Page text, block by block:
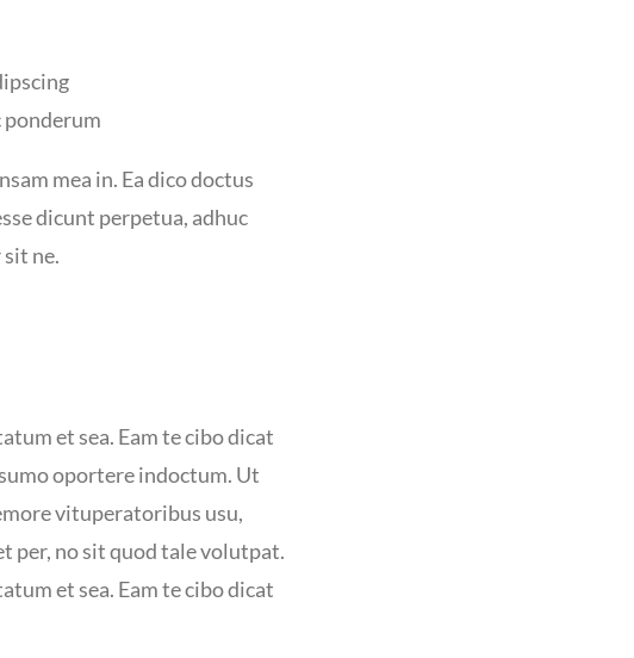
ponderum
mea in. Ea dico doctus
dicunt perpetua, adhuc
ne.
et sea. Eam te cibo dicat
oportere indoctum. Ut
vituperatoribus usu,
per, no sit quod tale volutpat.
et sea. Eam te cibo dicat